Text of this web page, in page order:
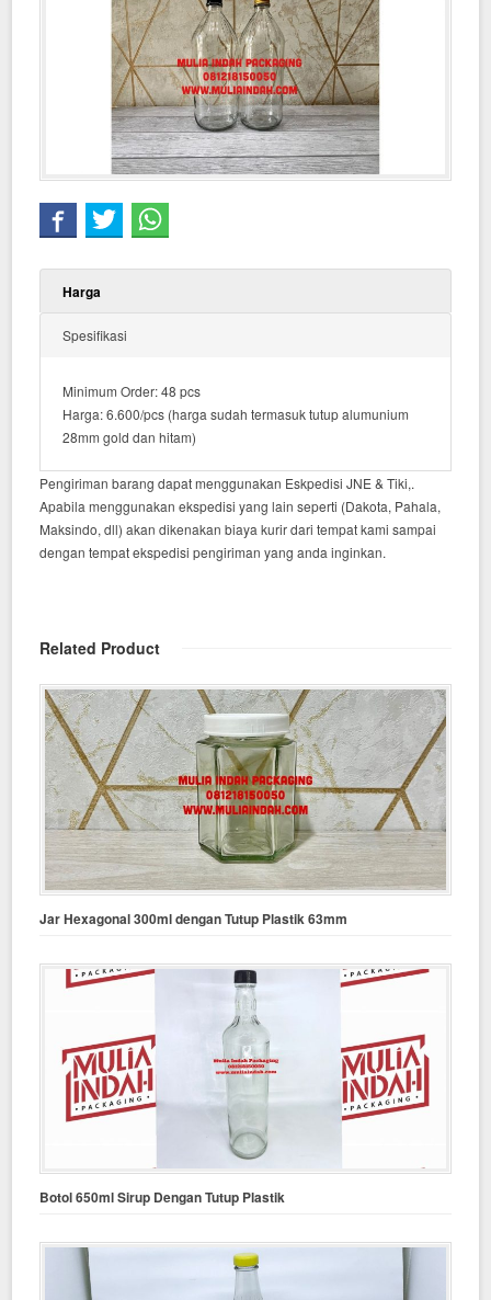
Harga
Spesifikasi
Minimum Order: 48 pcs
Harga: 6.600/pcs (harga sudah termasuk tutup alumunium
28mm gold dan hitam)
Pengiriman barang dapat menggunakan Eskpedisi JNE & Tiki,.
Apabila menggunakan ekspedisi yang lain seperti (Dakota, Pahala,
Maksindo, dll) akan dikenakan biaya kurir dari tempat kami sampai
dengan tempat ekspedisi pengiriman yang anda inginkan.
Related Product
Jar Hexagonal 300ml dengan Tutup Plastik 63mm
Botol 650ml Sirup Dengan Tutup Plastik